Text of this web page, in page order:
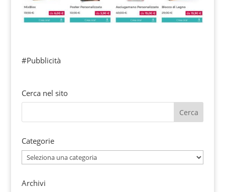
#Pubblicità
Cerca nel sito
Categorie
Categorie
Archivi